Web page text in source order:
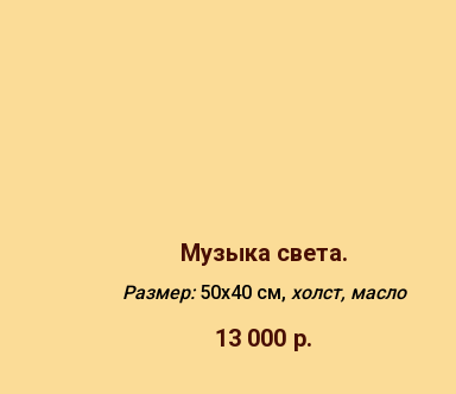
Музыка света.
Размер: 50х40 см, холст, масло
13 000 р.